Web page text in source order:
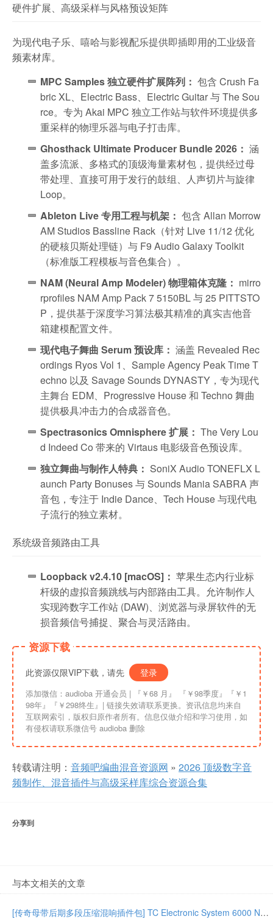
硬件扩展、高级采样与风格预设矩阵
为现代电子乐、嘻哈与影视配乐提供即插即用的工业级音
频素材库。
MPC Samples 独立硬件扩展阵列： 包含 Crush Fa
bric XL、Electric Bass、Electric Guitar 与 The Sou
rce。专为 Akai MPC 独立工作站与软件环境提供多
重采样的物理乐器与电子打击库。
Ghosthack Ultimate Producer Bundle 2026： 涵
盖多流派、多格式的顶级海量素材包，提供经过母
带处理、直接可用于发行的鼓组、人声切片与旋律
Loop。
Ableton Live 专用工程与机架： 包含 Allan Morrow
AM Studios Bassline Rack（针对 Live 11/12 优化
的硬核贝斯处理链）与 F9 Audio Galaxy Toolkit
（标准版工程模板与音色集合）。
NAM (Neural Amp Modeler) 物理箱体克隆： mirro
rprofiles NAM Amp Pack 7 5150BL 与 25 PITTSTO
P，提供基于深度学习算法极其精准的真实吉他音
箱建模配置文件。
现代电子舞曲 Serum 预设库： 涵盖 Revealed Rec
ordings Ryos Vol 1、Sample Agency Peak Time T
echno 以及 Savage Sounds DYNASTY，专为现代
主舞台 EDM、Progressive House 和 Techno 舞曲
提供极具冲击力的合成器音色。
Spectrasonics Omnisphere 扩展： The Very Lou
d Indeed Co 带来的 Virtaus 电影级音色预设库。
独立舞曲与制作人特典： SoniX Audio TONEFLX L
aunch Party Bonuses 与 Sounds Mania SABRA 声
音包，专注于 Indie Dance、Tech House 与现代电
子流行的独立素材。
系统级音频路由工具
Loopback v2.4.10 [macOS]： 苹果生态内行业标
杆级的虚拟音频跳线与内部路由工具。允许制作人
实现跨数字工作站 (DAW)、浏览器与录屏软件的无
损音频信号捕捉、聚合与灵活路由。
资源下载
此资源仅限VIP下载，请先 登录
添加微信：audioba 开通会员 | 『￥68 月』 『￥98季度』『￥1
98年』『￥298终生』| 链接失效请联系更换。资讯信息均来自
互联网索引，版权归原作者所有。信息仅做介绍和学习使用，如
有侵权请联系微信号 audioba 删除
转载请注明： 音频吧编曲混音资源网 » 2026 顶级数字音
频制作、混音插件与高级采样库综合资源合集
分享到
与本文相关的文章
[传奇母带后期多段压缩混响插件包] TC Electronic System 6000 Native Series Bundle 02.2026-GUISEPPE [MacOSX]（203MB）